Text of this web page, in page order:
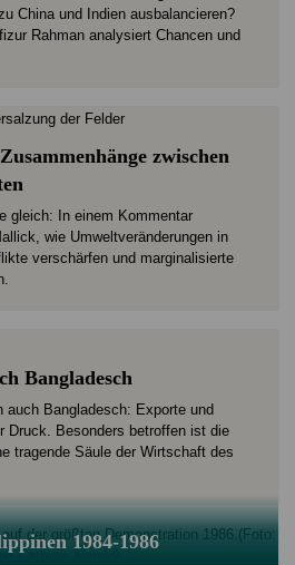
China und Indien ausbalancieren?
Rahman analysiert Chancen und
zwischen
gleich: In einem Kommentar
wie Umweltveränderungen in
verschärfen und marginalisierte
Bangladesch
auch Bangladesch: Exporte und
Druck. Besonders betroffen ist die
tragende Säule der Wirtschaft des
1984-1986